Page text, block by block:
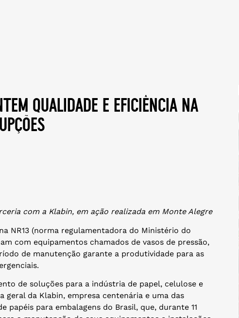
qualidade e eficiência na
com a Klabin, em ação realizada em Monte Alegre
NR13 (norma regulamentadora do Ministério do
com equipamentos chamados de vasos de pressão,
de manutenção garante a produtividade para as
de soluções para a indústria de papel, celulose e
geral da Klabin, empresa centenária e uma das
papéis para embalagens do Brasil, que, durante 11